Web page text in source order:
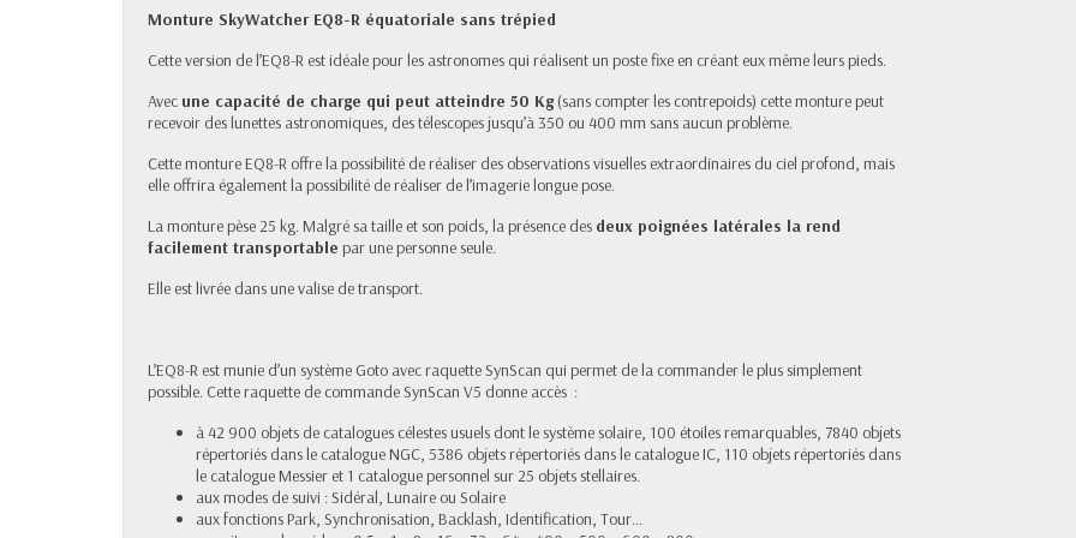
Monture SkyWatcher EQ8-R équatoriale sans trépied
Cette version de l’EQ8-R est idéale pour les astronomes qui réalisent un poste fixe en créant eux même leurs pieds.
Avec une capacité de charge qui peut atteindre 50 Kg (sans compter les contrepoids) cette monture peut
recevoir des lunettes astronomiques, des télescopes jusqu’à 350 ou 400 mm sans aucun problème.
Cette monture EQ8-R offre la possibilité de réaliser des observations visuelles extraordinaires du ciel profond, mais
elle offrira également la possibilité de réaliser de l’imagerie longue pose.
La monture pèse 25 kg. Malgré sa taille et son poids, la présence des deux poignées latérales la rend
facilement transportable par une personne seule.
Elle est livrée dans une valise de transport.
L’EQ8-R est munie d’un système Goto avec raquette SynScan qui permet de la commander le plus simplement
possible. Cette raquette de commande SynScan V5 donne accès :
à 42 900 objets de catalogues célestes usuels dont le système solaire, 100 étoiles remarquables, 7840 objets
répertoriés dans le catalogue NGC, 5386 objets répertoriés dans le catalogue IC, 110 objets répertoriés dans
le catalogue Messier et 1 catalogue personnel sur 25 objets stellaires.
aux modes de suivi : Sidéral, Lunaire ou Solaire
aux fonctions Park, Synchronisation, Backlash, Identification, Tour...